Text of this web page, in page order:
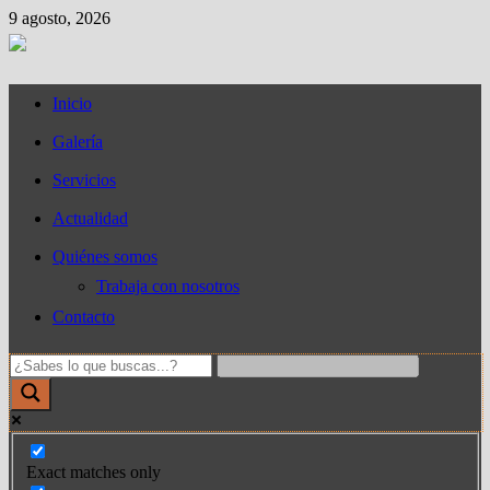
Saltar
al
contenido
9 agosto, 2026
Inicio
Galería
Servicios
Actualidad
Quiénes somos
Trabaja con nosotros
Contacto
Exact matches only